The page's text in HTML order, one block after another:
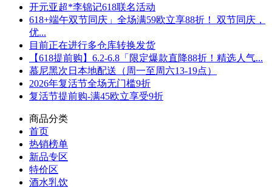
开元亚超*李锦记618联名活动
618+端午双节同庆」全场满59欧立享88折！ 双节同庆，
优...
目前正在进行多仓库转换发货
【618提前购】6.2-6.8「限定爆款直降88折！精选人气...
慕尼黑次日本地配送（周一至周六13-19点）
2026年复活节全场无门槛9折
复活节提前购-满45欧立享受9折
商品分类
首页
热销榜单
新品专区
特价区
酒水乳饮